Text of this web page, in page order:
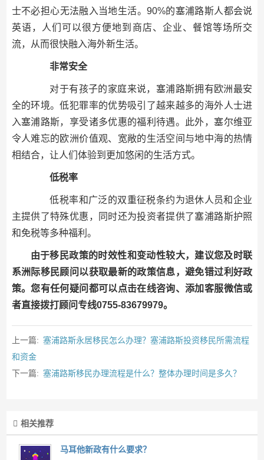
士不必担心无法融入当地生活。90%的塞浦路斯人都会说
英语，人们可以很方便地到商店、企业、餐馆等场所交
流，从而很快融入海外新生活。
非常安全
对于有孩子的家庭来说，塞浦路斯拥有欧洲最安
全的环境。低犯罪率的优势吸引了越来越多的海外人士进
入塞浦路斯，享受诸多优惠的福利待遇。此外，塞尔维亚
令人难忘的欧洲价值观、宽敞的生活空间与地中海的热情
相结合，让人们体验到更加悠闲的生活方式。
低税率
低税率和广泛的双重征税条约为退休人员和企业
主提供了特殊优惠，同时还为投资者提供了塞浦路斯护照
和免税等多种福利。
由于移民政策的时效性和变动性较大，建议您及时联
系洲际移民顾问以获取最新的政策信息，避免错过利好政
策。您有任何疑问都可以点击在线咨询、添加客服微信或
者直接拨打顾问专线0755-83679979。
上一篇: 塞浦路斯永居移民怎么办理？塞浦路斯投资移民所需流程
和资金
下一篇: 塞浦路斯移民办理流程是什么？整体办理时间是多久？
相关推荐
马耳他新政有什么要求？